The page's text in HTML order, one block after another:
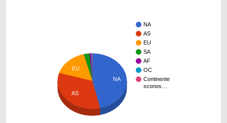
NA
AS
EU
SA
AF
OC
Continente
sconos…
NA
EU
AS